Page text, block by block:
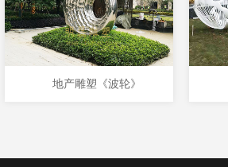
地产雕塑《波轮》